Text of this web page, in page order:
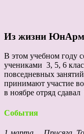
Из жизни
В этом учебном году
учениками 3, 5, 6
повседневных
принимают участие
в ноябре отряд
События